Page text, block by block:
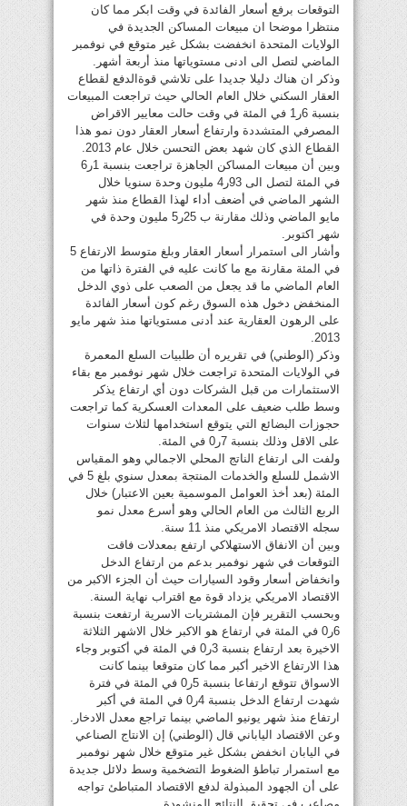
التوقعات برفع أسعار الفائدة في وقت ابكر مما كان
منتظرا موضحا ان مبيعات المساكن الجديدة في
الولايات المتحدة انخفضت بشكل غير متوقع في نوفمبر
الماضي لتصل الى ادنى مستوياتها منذ أربعة أشهر.
وذكر ان هناك دليلا جديدا على تلاشي قوةالدفع لقطاع
العقار السكني خلال العام الحالي حيث تراجعت المبيعات
بنسبة 6ر1 في المئة في وقت حالت معايير الاقراض
المصرفي المتشددة وارتفاع أسعار العقار دون نمو هذا
القطاع الذي كان شهد بعض التحسن خلال عام 2013.
وبين أن مبيعات المساكن الجاهزة تراجعت بنسبة 1ر6
في المئة لتصل الى 93ر4 مليون وحدة سنويا خلال
الشهر الماضي في أضعف أداء لهذا القطاع منذ شهر
مايو الماضي وذلك مقارنة ب 25ر5 مليون وحدة في
شهر اكتوبر.
وأشار الى استمرار أسعار العقار وبلغ متوسط الارتفاع 5
في المئة مقارنة مع ما كانت عليه في الفترة ذاتها من
العام الماضي ما قد يجعل من الصعب على ذوي الدخل
المنخفض دخول هذه السوق رغم كون أسعار الفائدة
على الرهون العقارية عند أدنى مستوياتها منذ شهر مايو
2013.
وذكر (الوطني) في تقريره أن طلبيات السلع المعمرة
في الولايات المتحدة تراجعت خلال شهر نوفمبر مع بقاء
الاستثمارات من قبل الشركات دون أي ارتفاع يذكر
وسط طلب ضعيف على المعدات العسكرية كما تراجعت
حجوزات البضائع التي يتوقع استخدامها لثلاث سنوات
على الاقل وذلك بنسبة 7ر0 في المئة.
ولفت الى ارتفاع الناتج المحلي الاجمالي وهو المقياس
الاشمل للسلع والخدمات المنتجة بمعدل سنوي بلغ 5 في
المئة (بعد أخذ العوامل الموسمية بعين الاعتبار) خلال
الربع الثالث من العام الحالي وهو أسرع معدل نمو
سجله الاقتصاد الامريكي منذ 11 سنة.
وبين أن الانفاق الاستهلاكي ارتفع بمعدلات فاقت
التوقعات في شهر نوفمبر بدعم من ارتفاع الدخل
وانخفاض أسعار وقود السيارات حيث أن الجزء الاكبر من
الاقتصاد الامريكي يزداد قوة مع اقتراب نهاية السنة.
وبحسب التقرير فإن المشتريات الاسرية ارتفعت بنسبة
6ر0 في المئة في ارتفاع هو الاكبر خلال الاشهر الثلاثة
الاخيرة بعد ارتفاع بنسبة 3ر0 في المئة في أكتوبر وجاء
هذا الارتفاع الاخير أكبر مما كان متوقعا بينما كانت
الاسواق تتوقع ارتفاعا بنسبة 5ر0 في المئة في فترة
شهدت ارتفاع الدخل بنسبة 4ر0 في المئة في أكبر
ارتفاع منذ شهر يونيو الماضي بينما تراجع معدل الادخار.
وعن الاقتصاد الياباني قال (الوطني) إن الانتاج الصناعي
في اليابان انخفض بشكل غير متوقع خلال شهر نوفمبر
مع استمرار تباطؤ الضغوط التضخمية وسط دلائل جديدة
على أن الجهود المبذولة لدفع الاقتصاد المتباطئ تواجه